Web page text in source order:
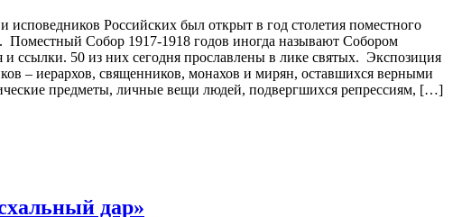
Российских был открыт в год столетия поместного
Поместный Собор 1917-1918 годов иногда называют Собором
ссылки. 50 из них сегодня прославлены в лике святых. Экспозиция
– иерархов, священников, монахов и мирян, оставшихся верными
предметы, личные вещи людей, подвергшихся репрессиям, […]
дар»